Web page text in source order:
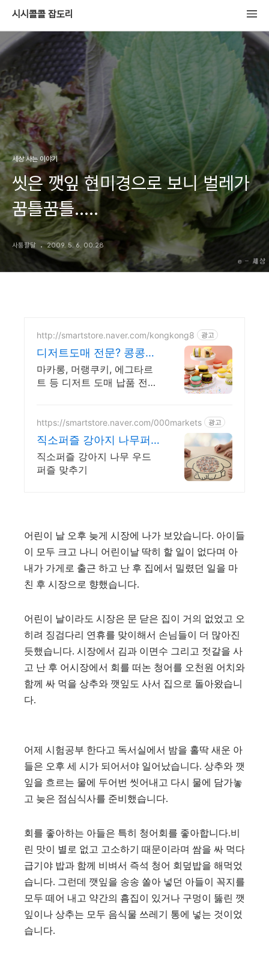
시시콜콜 잡도리
세상 사는 이야기
씻은 깻잎 현미경으로 보니 벌레가
꿈틀꿈틀.....
사통팔달 2009. 5. 6. 00:28
http://smartstore.naver.com/kongkong8 광고
디저트도매 전문? 콩콩디
저트 대량 주문 및 도매 납
품
마카롱, 머랭쿠키, 에그타르
트 등 디저트 도매 납품 전문
https://smartstore.naver.com/000markets 광고
직소퍼즐 강아지 나무퍼
즐
직소퍼즐 강아지 나무 우드
퍼즐 맞추기
어린이 날 오후 늦게 시장에 나가 보았습니다. 아이들
이 모두 크고 나니 어린이날 딱히 할 일이 없다며 아
내가 가게로 출근 하고 난 후 집에서 밀렸던 일을 마
친 후 시장으로 향했습니다.
어린이 날이라도 시장은 문 닫은 집이 거의 없었고 오
히려 징검다리 연휴를 맞이해서 손님들이 더 많아진
듯했습니다. 시장에서 김과 이면수 그리고 젓갈을 사
고 난 후 어시장에서 회를 떠논 청어를 오천원 어치와
함께 싸 먹을 상추와 깻잎도 사서 집으로 돌아왔습니
다.
어제 시험공부 한다고 독서실에서 밤을 홀딱 새운 아
들은 오후 세 시가 되어서야 일어났습니다. 상추와 깻
잎을 흐르는 물에 두어번 씻어내고 다시 물에 담가놓
고 늦은 점심식사를 준비했습니다.
회를 좋아하는 아들은 특히 청어회를 좋아합니다.비
린 맛이 별로 없고 고소하기 때문이라며 쌈을 싸 먹다
급기야 밥과 함께 비벼서 즉석 청어 회덮밥을 해먹었
습니다. 그런데 깻잎을 송송 쏠아 넣던 아들이 꼭지를
모두 떼어 내고 약간의 흠집이 있거나 구멍이 뚫린 깻
잎이나 상추는 모두 음식물 쓰레기 통에 넣는 것이었
습니다.